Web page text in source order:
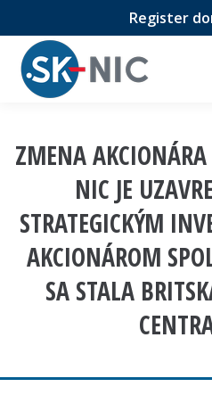
Register
ZMENA
NIC JE
STRATEGICKÝM
AKCIONÁROM
SA STALA